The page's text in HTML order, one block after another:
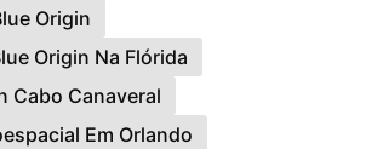
Origin
Origin Na Flórida
Cabo Canaveral
Em Orlando